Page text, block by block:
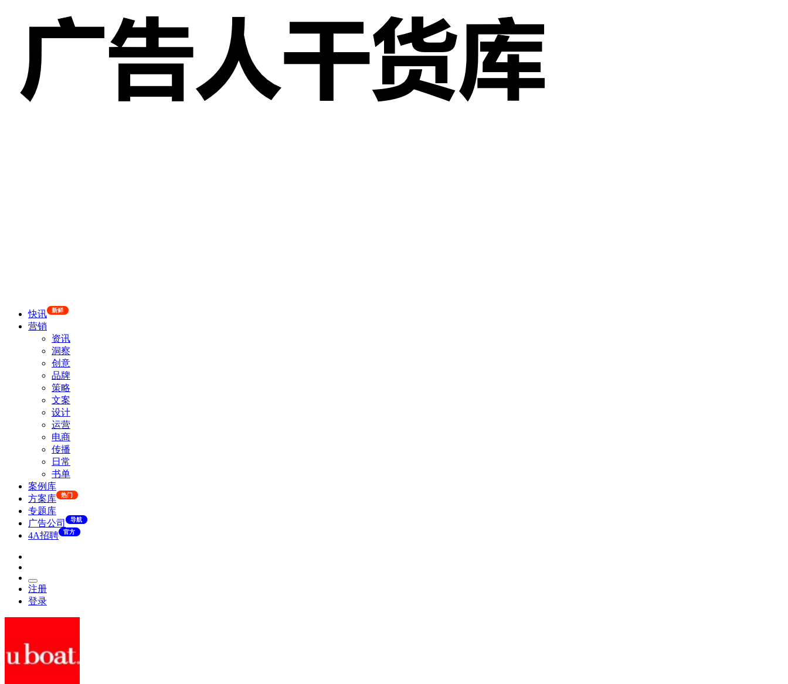
快讯 新鲜
营销
资讯
洞察
创意
品牌
策略
文案
设计
运营
电商
传播
日常
书单
案例库
方案库
热门
专题库
广告公司
导航
4A招聘 官方
注册
登录